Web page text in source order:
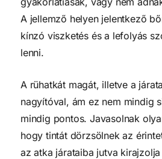
A jellemző helyen jelentkező
kínzó viszketés és a lefolyás
lenni.
A rühatkát magát, illetve a
nagyítóval, ám ez nem mindig
mindig pontos. Javasolnak
hogy tintát dörzsölnek az
az atka járataiba jutva